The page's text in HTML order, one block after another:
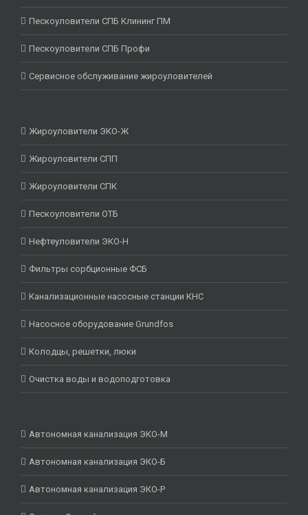
Пескоуловители СПБ Клининг ПМ
Пескоуловители СПБ Профи
Сервисное обслуживание жироуловителей
Жироуловители ЭКО-Ж
Жироуловители СПП
Жироуловители СПК
Пескоуловители ОТБ
Нефтеуловители ЭКО-Н
Фильтры сорбционные ФСБ
Канализационные насосные станции КНС
Насосное оборудование Grundfos
Колодцы, решетки, люки
Очистка воды и водоподготовка
Автономная канализация ЭКО-М
Автономная канализация ЭКО-Б
Автономная канализация ЭКО-Р